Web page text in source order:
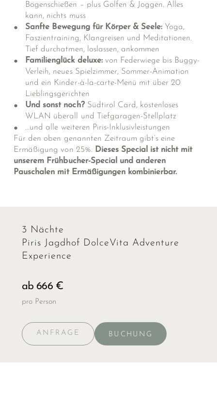
Bogenschießen – plus Golfen & Joggen. Alles
kann, nichts muss
Sanfte Bewegung für Körper & Seele: Yoga,
Faszientraining, Klangreisen und Meditationen.
Tief durchatmen, loslassen, ankommen
Familienglück deluxe: von Federwiege bis Buggy-
Verleih, neues Spielzimmer, Sommer-Animation
und ein Kinder-à-la-carte-Menü mit über 20
Lieblingsgerichten
Und sonst noch?Südtirol Card, kostenloses
WLAN überall und Tiefgaragen-Stellplatz
...und alle weiteren Piris-Inklusivleistungen
Für den oben genannten Zeitraum gibt’s eine
Ermäßigung von 25%. Dieses Special ist nicht mit
unserem Frühbucher-Special und anderen
Pauschalen mit Ermäßigungen kombinierbar.
3 Nächte
Piris Jagdhof DolceVita Adventure
Experience
ab 666 €
pro Person
ANFRAGE BUCHUNG